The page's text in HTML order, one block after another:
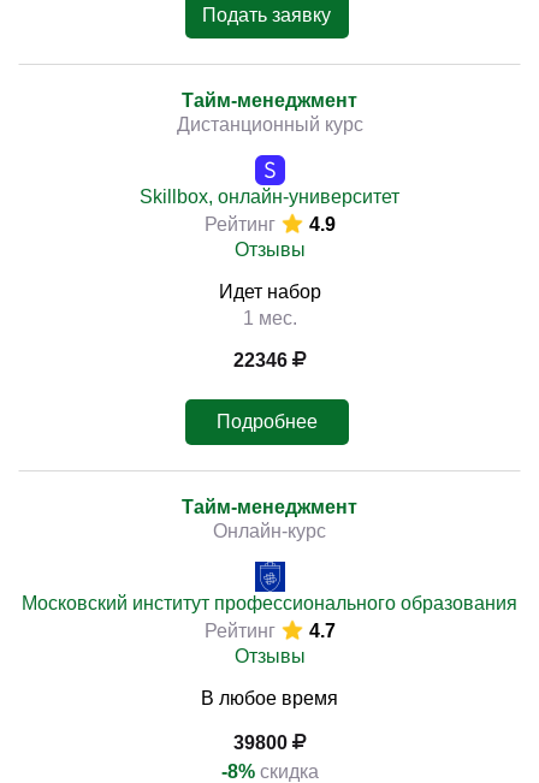
Подать заявку
Тайм-менеджмент
Дистанционный курс
Skillbox, онлайн-университет
Рейтинг
4.9
Отзывы
Идет набор
1 мес.
22346
Подробнее
Тайм-менеджмент
Онлайн-курс
Московский институт профессионального образования
Рейтинг
4.7
Отзывы
В любое время
39800
-8% скидка